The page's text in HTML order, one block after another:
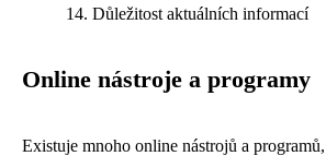
Důležitost aktuálních informací
Online nástroje a programy
Existuje mnoho online nástrojů a